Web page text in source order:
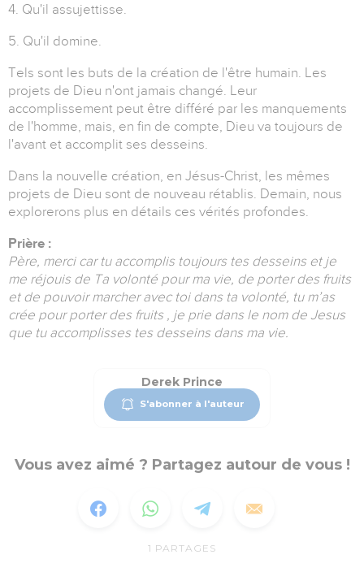
4. Qu'il assujettisse.
5. Qu'il domine.
Tels sont les buts de la création de l'être humain. Les
projets de Dieu n'ont jamais changé. Leur
accomplissement peut être différé par les manquements
de l'homme, mais, en fin de compte, Dieu va toujours de
l'avant et accomplit ses desseins.
Dans la nouvelle création, en Jésus-Christ, les mêmes
projets de Dieu sont de nouveau rétablis. Demain, nous
explorerons plus en détails ces vérités profondes.
Prière :
Père, merci car tu accomplis toujours tes desseins et je
me réjouis de Ta volonté pour ma vie, de porter des fruits
et de pouvoir marcher avec toi dans ta volonté, tu m’as
crée pour porter des fruits , je prie dans le nom de Jesus
que tu accomplisses tes desseins dans ma vie.
Derek Prince
S'abonner à l'auteur
Vous avez aimé ? Partagez autour de vous !
1 PARTAGES